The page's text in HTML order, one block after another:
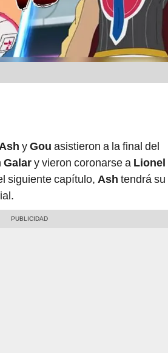
yGou asistieron a la final del
Galary vieron coronarse a Lionel
siguiente capítulo, Ash tendrá